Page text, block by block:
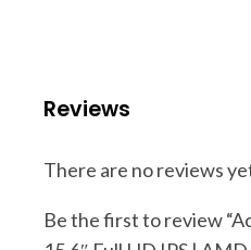
Reviews
There are no reviews
Be the first to review